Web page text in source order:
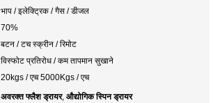
भाप / इलेक्ट्रिक / गैस / डीजल
70%
बटन / टच स्क्रीन / रिमोट
विस्फोट प्रतिरोध / कम तापमान सुखाने
20kgs / एच 5000Kgs / एच
अवरक्त फ्लैश ड्रायर, औद्योगिक स्पिन ड्रायर